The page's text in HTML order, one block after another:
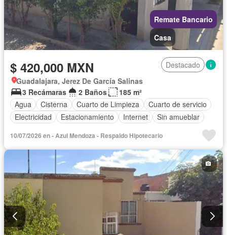
Remate Bancario
Casa
$ 420,000 MXN
Destacado
Guadalajara, Jerez De García Salinas
3 Recámaras
2 Baños
185 m²
Agua
Cisterna Cuarto de Limpieza
Cuarto de servicio
Electricidad
Estacionamiento Internet Sin amueblar
10/07/2026 en - Azul Mendoza - Respaldo Hipotecario